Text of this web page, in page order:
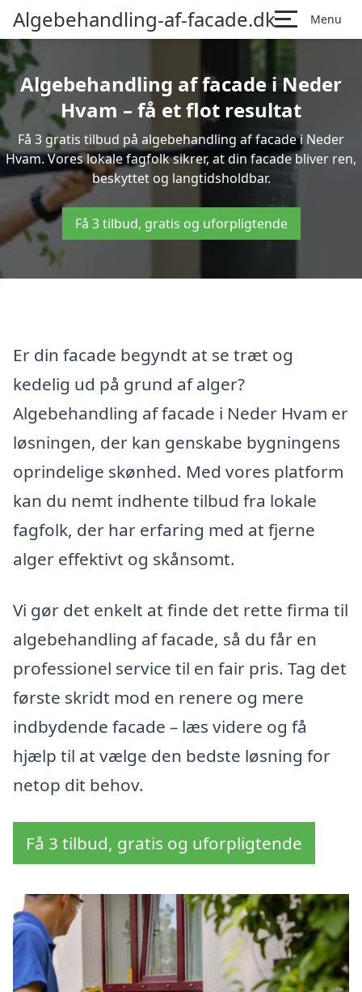
Algebehandling-af-facade.dk Menu
Algebehandling af facade i Neder
Hvam – få et flot resultat
Få 3 gratis tilbud på algebehandling af facade i Neder
Hvam. Vores lokale fagfolk sikrer, at din facade bliver ren,
beskyttet og langtidsholdbar.
Få 3 tilbud, gratis og uforpligtende
Er din facade begyndt at se træt og
kedelig ud på grund af alger?
Algebehandling af facade i Neder Hvam er
løsningen, der kan genskabe bygningens
oprindelige skønhed. Med vores platform
kan du nemt indhente tilbud fra lokale
fagfolk, der har erfaring med at fjerne
alger effektivt og skånsomt.
Vi gør det enkelt at finde det rette firma til
algebehandling af facade, så du får en
professionel service til en fair pris. Tag det
første skridt mod en renere og mere
indbydende facade – læs videre og få
hjælp til at vælge den bedste løsning for
netop dit behov.
Få 3 tilbud, gratis og uforpligtende